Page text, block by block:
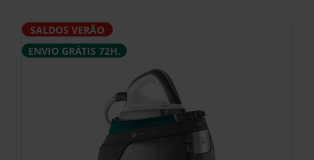
SALDOS VERÃO
ENVIO GRÁTIS 72H.